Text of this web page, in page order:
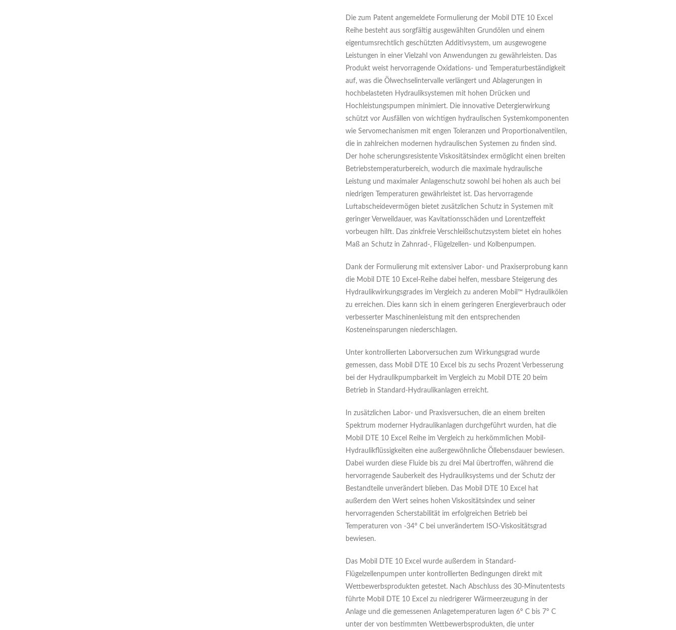
Die zum Patent angemeldete Formulierung der Mobil DTE 10 Excel
Reihe besteht aus sorgfältig ausgewählten Grundölen und einem
eigentumsrechtlich geschützten Additivsystem, um ausgewogene
Leistungen in einer Vielzahl von Anwendungen zu gewährleisten. Das
Produkt weist hervorragende Oxidations- und Temperaturbeständigkeit
auf, was die Ölwechselintervalle verlängert und Ablagerungen in
hochbelasteten Hydrauliksystemen mit hohen Drücken und
Hochleistungspumpen minimiert. Die innovative Detergierwirkung
schützt vor Ausfällen von wichtigen hydraulischen Systemkomponenten
wie Servomechanismen mit engen Toleranzen und Proportionalventilen,
die in zahlreichen modernen hydraulischen Systemen zu finden sind.
Der hohe scherungsresistente Viskositätsindex ermöglicht einen breiten
Betriebstemperaturbereich, wodurch die maximale hydraulische
Leistung und maximaler Anlagenschutz sowohl bei hohen als auch bei
niedrigen Temperaturen gewährleistet ist. Das hervorragende
Luftabscheidevermögen bietet zusätzlichen Schutz in Systemen mit
geringer Verweildauer, was Kavitationsschäden und Lorentzeffekt
vorbeugen hilft. Das zinkfreie Verschleißschutzsystem bietet ein hohes
Maß an Schutz in Zahnrad-, Flügelzellen- und Kolbenpumpen.
Dank der Formulierung mit extensiver Labor- und Praxiserprobung kann
die Mobil DTE 10 Excel-Reihe dabei helfen, messbare Steigerung des
Hydraulikwirkungsgrades im Vergleich zu anderen Mobil™ Hydraulikölen
zu erreichen. Dies kann sich in einem geringeren Energieverbrauch oder
verbesserter Maschinenleistung mit den entsprechenden
Kosteneinsparungen niederschlagen.
Unter kontrollierten Laborversuchen zum Wirkungsgrad wurde
gemessen, dass Mobil DTE 10 Excel bis zu sechs Prozent Verbesserung
bei der Hydraulikpumpbarkeit im Vergleich zu Mobil DTE 20 beim
Betrieb in Standard-Hydraulikanlagen erreicht.
In zusätzlichen Labor- und Praxisversuchen, die an einem breiten
Spektrum moderner Hydraulikanlagen durchgeführt wurden, hat die
Mobil DTE 10 Excel Reihe im Vergleich zu herkömmlichen Mobil-
Hydraulikflüssigkeiten eine außergewöhnliche Öllebensdauer bewiesen.
Dabei wurden diese Fluide bis zu drei Mal übertroffen, während die
hervorragende Sauberkeit des Hydrauliksystems und der Schutz der
Bestandteile unverändert blieben. Das Mobil DTE 10 Excel hat
außerdem den Wert seines hohen Viskositätsindex und seiner
hervorragenden Scherstabilität im erfolgreichen Betrieb bei
Temperaturen von -34° C bei unverändertem ISO-Viskositätsgrad
bewiesen.
Das Mobil DTE 10 Excel wurde außerdem in Standard-
Flügelzellenpumpen unter kontrollierten Bedingungen direkt mit
Wettbewerbsprodukten getestet. Nach Abschluss des 30-Minutentests
führte Mobil DTE 10 Excel zu niedrigerer Wärmeerzeugung in der
Anlage und die gemessenen Anlagetemperaturen lagen 6° C bis 7° C
unter der von bestimmten Wettbewerbsprodukten, die unter